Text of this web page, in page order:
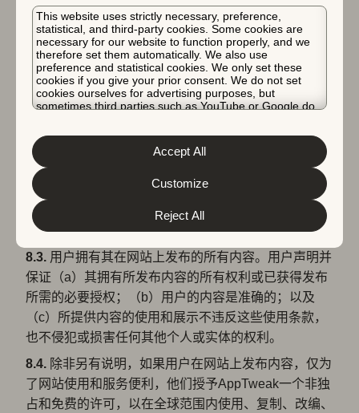
This website uses strictly necessary, preference,
statistical, and third-party cookies. Some cookies are
necessary for our website to function properly, and we
therefore set them automatically. We also use
preference and statistical cookies. We only set these
cookies if you give your prior consent. We do not set
cookies ourselves for advertising purposes, but
sometimes third parties such as YouTube or Google do.
about the protection of your personal data and the
different cookies we use, please read our
&
. You can customize your cookie settings
and preferences by clicking the “Customize” button.
Reject All
Customize
Accept All
述。
8. 内容发布要求
8.1.用户承诺不在网站上发布可能：
– 提及第三方信息，如地址、电话号码、电子邮件地
– 根据AppTweak的合理判断，被认为是应受谴责的，
或可能限制任何其他个人使用本网站，或可能引发
AppTweak或本网站用户的责任或损害。
8.2.
用户对其在个人资料上发布的内容及其后果承担全
部责任。
8.3. 用户拥有其在网站上发布的所有内容。用户声明并
保证（a）其拥有所发布内容的所有权利或已获得发布
所需的必要授权；（b）用户的内容是准确的；以及
（c）所提供内容的使用和展示不违反这些使用条款，
也不侵犯或损害任何其他个人或实体的权利。
8.4. 除非另有说明，如果用户在网站上发布内容，仅为
了网站使用和服务便利，他们授予AppTweak一个非独
占和免费的许可，以在全球范围内使用、复制、改编、